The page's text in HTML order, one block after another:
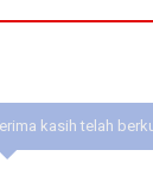
kasih telah